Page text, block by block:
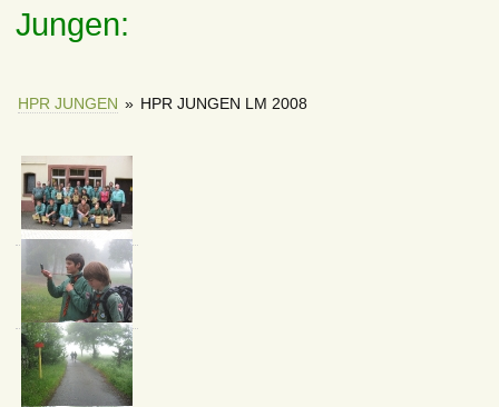
Jungen:
HPR JUNGEN » HPR JUNGEN LM 2008